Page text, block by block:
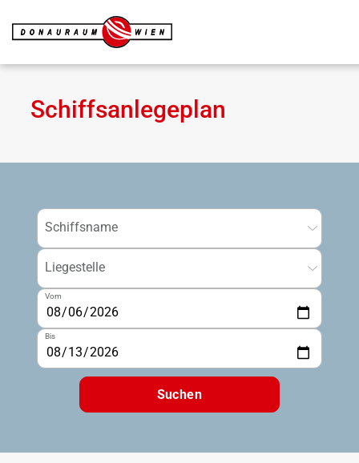
Schiffsanlegeplan
Schiffsname
Liegestelle
Vom
Bis
Suchen